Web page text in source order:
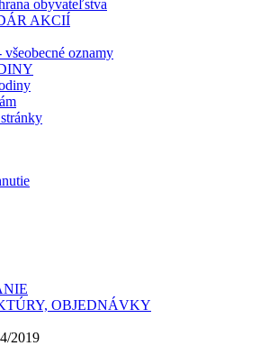
obyvateľstva
AKCIÍ
oznamy
OBJEDNÁVKY
2019